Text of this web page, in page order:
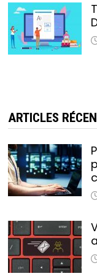
ARTICLES